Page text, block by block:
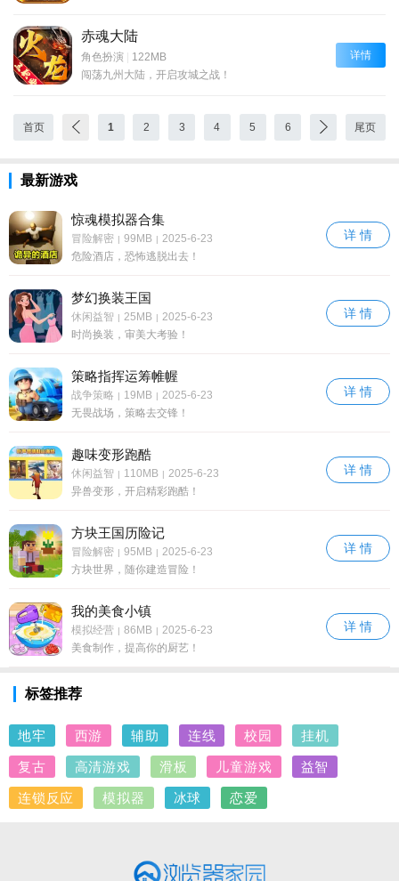
赤魂大陆
角色扮演
122MB
闯荡九州大陆，开启攻城之战！
详情
首页 1 2 3 4 5 6 尾页
最新游戏
惊魂模拟器合集
冒险解密 | 99MB | 2025-6-23
危险酒店，恐怖逃脱出去！
详 情
梦幻换装王国
休闲益智 | 25MB | 2025-6-23
时尚换装，审美大考验！
详 情
策略指挥运筹帷幄
战争策略 | 19MB | 2025-6-23
无畏战场，策略去交锋！
详 情
趣味变形跑酷
休闲益智 | 110MB | 2025-6-23
异兽变形，开启精彩跑酷！
详 情
方块王国历险记
冒险解密 | 95MB | 2025-6-23
方块世界，随你建造冒险！
详 情
我的美食小镇
模拟经营 | 86MB | 2025-6-23
美食制作，提高你的厨艺！
详 情
标签推荐
地牢 西游 辅助 连线 校园 挂机
复古 高清游戏 滑板 儿童游戏 益智
连锁反应 模拟器 冰球 恋爱